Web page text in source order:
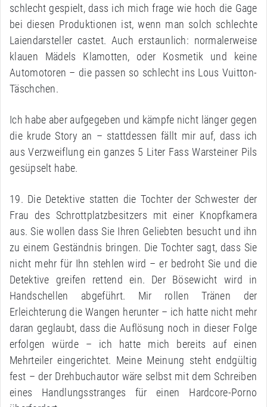
schlecht gespielt, dass ich mich frage wie hoch die Gage
bei diesen Produktionen ist, wenn man solch schlechte
Laiendarsteller castet. Auch erstaunlich: normalerweise
klauen Mädels Klamotten, oder Kosmetik und keine
Automotoren – die passen so schlecht ins Lous Vuitton-
Täschchen.
Ich habe aber aufgegeben und kämpfe nicht länger gegen
die krude Story an – stattdessen fällt mir auf, dass ich
aus Verzweiflung ein ganzes 5 Liter Fass Warsteiner Pils
gesüpselt habe.
19. Die Detektive statten die Tochter der Schwester der
Frau des Schrottplatzbesitzers mit einer Knopfkamera
aus. Sie wollen dass Sie Ihren Geliebten besucht und ihn
zu einem Geständnis bringen. Die Tochter sagt, dass Sie
nicht mehr für Ihn stehlen wird – er bedroht Sie und die
Detektive greifen rettend ein. Der Bösewicht wird in
Handschellen abgeführt. Mir rollen Tränen der
Erleichterung die Wangen herunter – ich hatte nicht mehr
daran geglaubt, dass die Auflösung noch in dieser Folge
erfolgen würde – ich hatte mich bereits auf einen
Mehrteiler eingerichtet. Meine Meinung steht endgültig
fest – der Drehbuchautor wäre selbst mit dem Schreiben
eines Handlungsstranges für einen Hardcore-Porno